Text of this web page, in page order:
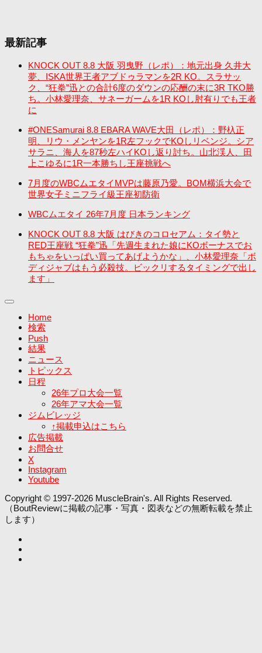
最新記事
KNOCK OUT 8.8 大阪 羽曳野（レポ）：地元出身 久井大
夢、ISKA世界王者アブドゥラマンを2R KO。スラサッ
ク、“狂拳”迅との合計6度のダウンの応酬の末に3R TKO勝
ち。小林愛理奈、サネーガームを1R KOし肘有りでも王者
に
#ONESamurai 8.8 EBARA WAVE大田（レポ）：野杁正
明、リウ・メンヤンを1R左フックでKOしリベンジ。シア
サラニ、海人を87秒左ハイKOし返り討ち。山北渓人、田
上こゆるに1R一本勝ちし王座挑戦へ
7月度のWBCムエタイMVPは藤原乃愛。BOM横浜大会で
世界女子ミニフライ級王座初防衛
WBCムエタイ 26年7月度 日本ランキング
KNOCK OUT 8.8 大阪 はびきのコロセアム：タイ勢と
RED王座戦 “狂拳”迅「先週生まれた娘にKOボーナスでお
もちゃをいっぱい買ってあげようかな」、小林愛理奈「ボ
ディジャブはもう必殺技。ビックリするタイミングで出し
ます」
Home
検索
Push
結果
ニュース
トピックス
日程
26年プロ大会一覧
26年アマ大会一覧
ジムビレッジ
↑掲載申込はこちら
広告掲載
お問合せ
X
Instagram
Youtube
Copyright © 1997-2026 MuscleBrain's. All Rights Reserved.
（BoutReviewに掲載の記事・写真・図表などの無断転載を禁止
します）